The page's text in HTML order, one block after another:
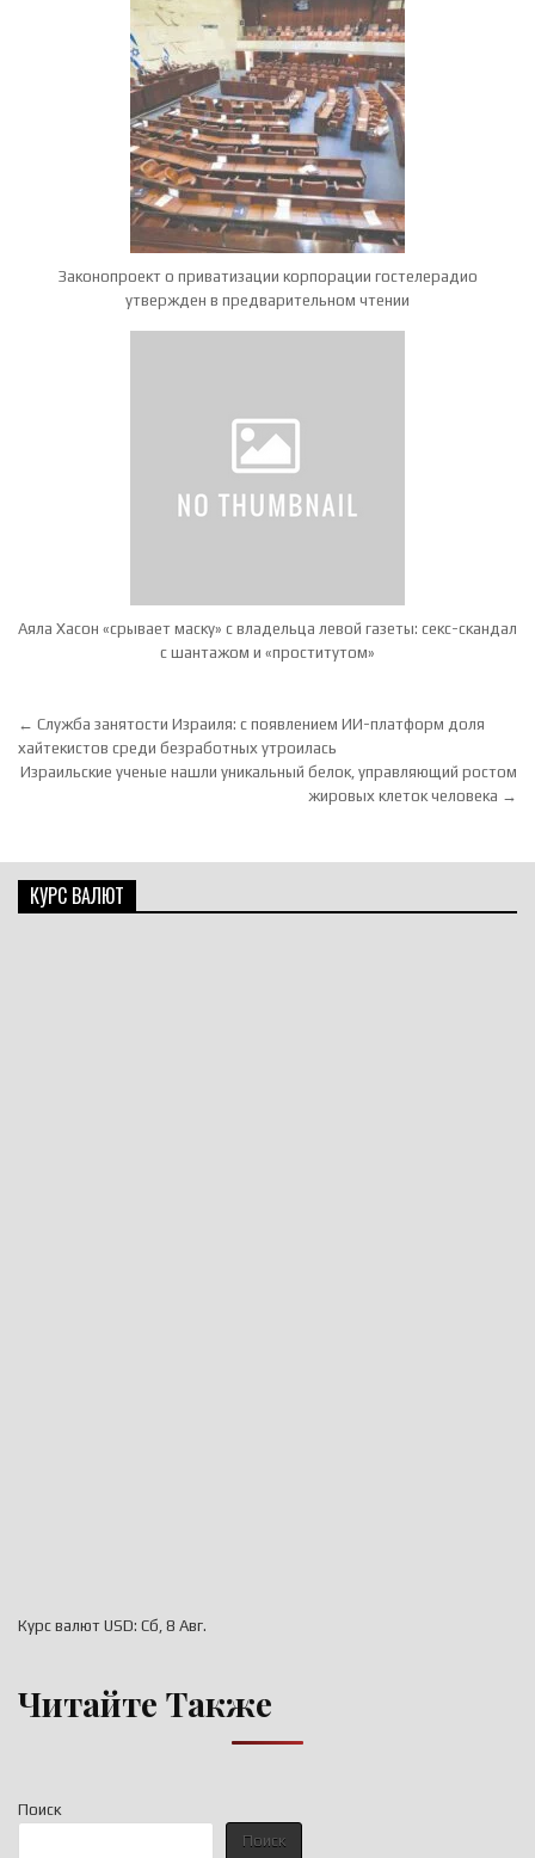
Законопроект о приватизации корпорации гостелерадио
утвержден в предварительном чтении
Аяла Хасон «срывает маску» с владельца левой газеты: секс-скандал
с шантажом и «проститутом»
Навигация по записям
← Служба занятости Израиля: с появлением ИИ-платформ доля
хайтекистов среди безработных утроилась
Израильские ученые нашли уникальный белок, управляющий ростом
жировых клеток человека →
Поиск
Поиск
КУРС ВАЛЮТ
Курс валют USD: Сб, 8 Авг.
Читайте Также